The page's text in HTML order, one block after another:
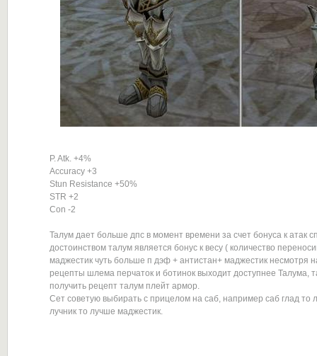
P. Atk. +4%
Accuracy +3
Stun Resistance +50%
STR +2
Con -2
Талум дает больше дпс в момент времени за счет бонуса к атак
достоинством талум является бонус к весу ( количество
маджестик чуть больше п дэф + антистан+ маджестик несмотря
рецепты шлема перчаток и ботинок выходит доступнее Талума,
получить рецепт талум плейт армор.
Сет советую выбирать с прицелом на саб, например саб глад то
лучник то лучше маджестик.